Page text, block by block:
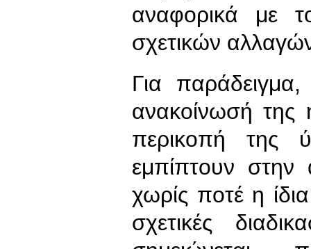
αναφορικά με
σχετικών
Για
ανακοίνωσή
περικοπή της
εμπίπτουν στην
χωρίς ποτέ η
σχετικές